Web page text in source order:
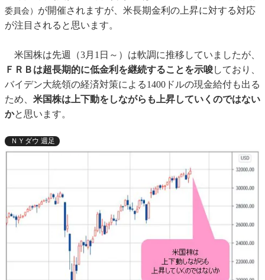
委員会） が開催されますが、米長期金利の上昇に対する対応
が注目されると思います。
米国株は先週（3月1日～）は軟調に推移していましたが、
ＦＲＢは超長期的に低金利を継続することを示唆しており、
バイデン大統領の経済対策による1400ドルの現金給付も出る
ため、 米国株は上下動をしながらも上昇していくのではない
かと思います。
ＮＹダウ 週足